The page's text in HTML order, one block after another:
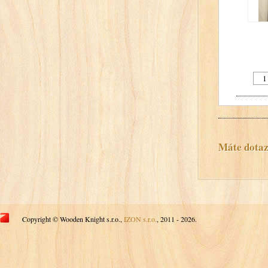
Máte
Copyright © Wooden Knight s.r.o., IZON s.r.o., 2011 - 2026.